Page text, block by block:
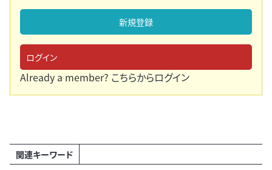
新規登録
ログイン
Already a member? こちらからログイン
関連キーワード